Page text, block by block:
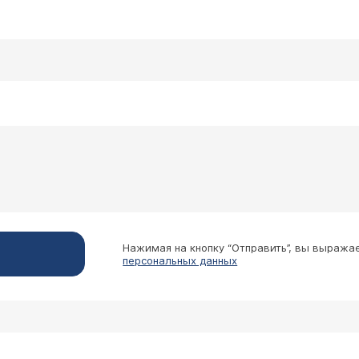
Нажимая на кнопку “Отправить”, вы
персональных данных